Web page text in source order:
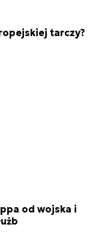
tarczy?
od wojska i